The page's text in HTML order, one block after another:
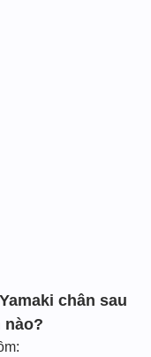
chân sau
nào?